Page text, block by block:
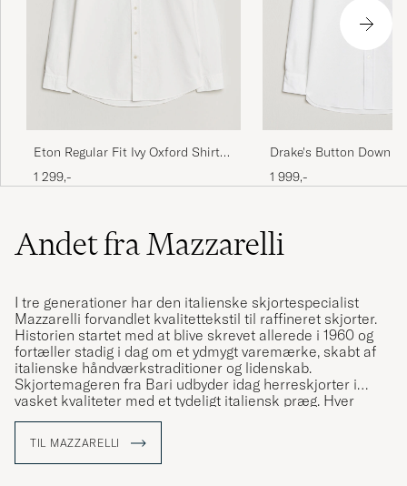
Eton Regular Fit Ivy Oxford Shirt
White
1 299,-
Drake's Button Down
White
1 999,-
Andet fra Mazzarelli
I tre generationer har den italienske skjortespecialist
Mazzarelli forvandlet kvalitettekstil til raffineret skjorter.
Historien startet med at blive skrevet allerede i 1960 og
fortæller stadig i dag om et ydmygt varemærke, skabt af
italienske håndværkstraditioner og lidenskab.
Skjortemageren fra Bari udbyder idag herreskjorter i
vasket kvaliteter med et tydeligt italiensk præg. Hver
skjorte er mønsterkonstrueret, skåret og sydet af
udføres i hånden og alle komponenter vælges med
største omhu.
TIL MAZZARELLI